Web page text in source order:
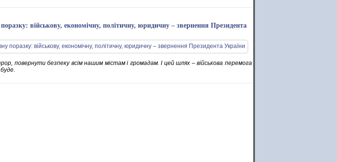
військову, економічну, політичну, юридичну – звернення Президента
повернути безпеку всім нашим містам і громадам. І цей шлях – військова перемога